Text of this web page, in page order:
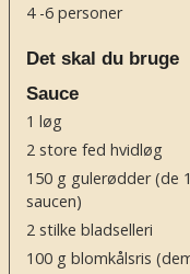
4 -6 personer
Det skal du bruge
Sauce
1 løg
2 store fed hvidløg
150 g gulerødder (de
saucen)
2 stilke bladselleri
100 g blomkålsris